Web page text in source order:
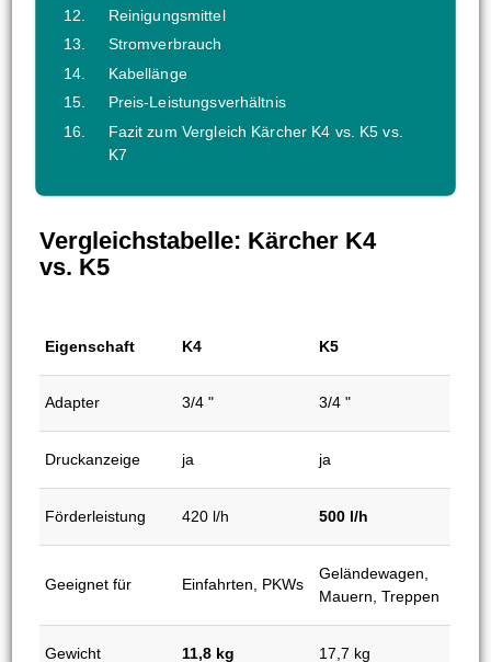
Reinigungsmittel
Stromverbrauch
Kabellänge
Preis-Leistungsverhältnis
Fazit zum Vergleich Kärcher K4 vs. K5 vs.
K7
Vergleichstabelle: Kärcher K4
vs. K5
Eigenschaft K4 K5
Adapter 3/4 " 3/4 "
Druckanzeige ja ja
Förderleistung 420 l/h 500 l/h
Geeignet für Einfahrten, PKWs
Geländewagen,
Mauern, Treppen
Gewicht 11,8 kg 17,7 kg